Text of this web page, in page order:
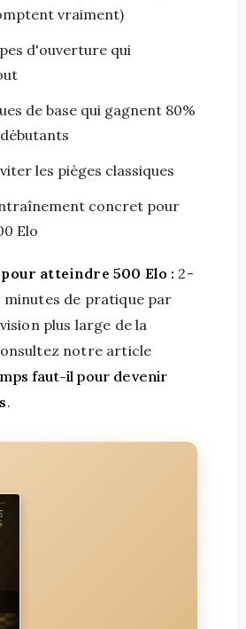
vraiment)
d'ouverture qui
de base qui gagnent 80%
les pièges classiques
concret pour
Elo
atteindre 500 Elo : 2-
minutes de pratique par
plus large de la
notre article
faut-il pour devenir
.